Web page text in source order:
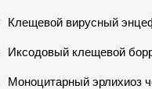
Клещевой вирусный
Иксодовый клещевой
Моноцитарный